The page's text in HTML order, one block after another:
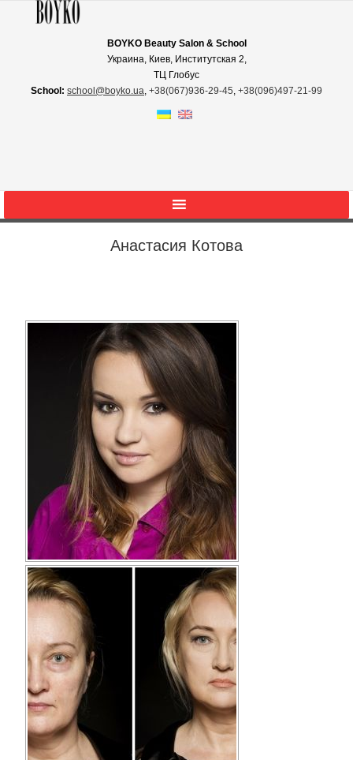
BOYKO Beauty Salon & School
Украина, Киев, Институтская 2,
ТЦ Глобус
School: school@boyko.ua, +38(067)936‑29‑45, +38(096)497‑21‑99
Анастасия Котова